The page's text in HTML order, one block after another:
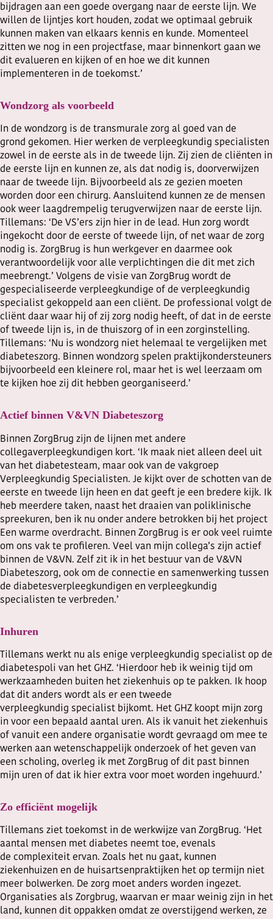
bijdragen aan een goede overgang naar de eerste lijn. We
willen de lijntjes kort houden, zodat we optimaal gebruik
kunnen maken van elkaars kennis en kunde. Momenteel
zitten we nog in een projectfase, maar binnenkort gaan we
dit evalueren en kijken of en hoe we dit kunnen
implementeren in de toekomst.’
Wondzorg als voorbeeld
In de wondzorg is de transmurale zorg al goed van de
grond gekomen. Hier werken de verpleegkundig specialisten
zowel in de eerste als in de tweede lijn. Zij zien de cliënten in
de eerste lijn en kunnen ze, als dat nodig is, doorverwijzen
naar de tweede lijn. Bijvoorbeeld als ze gezien moeten
worden door een chirurg. Aansluitend kunnen ze de mensen
ook weer laagdrempelig terugverwijzen naar de eerste lijn.
Tillemans: ‘De VS’ers zijn hier in de lead. Hun zorg wordt
ingekocht door de eerste of tweede lijn, of net waar de zorg
nodig is. ZorgBrug is hun werkgever en daarmee ook
verantwoordelijk voor alle verplichtingen die dit met zich
meebrengt.’ Volgens de visie van ZorgBrug wordt de
gespecialiseerde verpleegkundige of de verpleegkundig
specialist gekoppeld aan een cliënt. De professional volgt de
cliënt daar waar hij of zij zorg nodig heeft, of dat in de eerste
of tweede lijn is, in de thuiszorg of in een zorginstelling.
Tillemans: ‘Nu is wondzorg niet helemaal te vergelijken met
diabeteszorg. Binnen wondzorg spelen praktijkondersteuners
bijvoorbeeld een kleinere rol, maar het is wel leerzaam om
te kijken hoe zij dit hebben georganiseerd.’
Actief binnen V&VN Diabeteszorg
Binnen ZorgBrug zijn de lijnen met andere
collegaverpleegkundigen kort. ‘Ik maak niet alleen deel uit
van het diabetesteam, maar ook van de vakgroep
Verpleegkundig Specialisten. Je kijkt over de schotten van de
eerste en tweede lijn heen en dat geeft je een bredere kijk. Ik
heb meerdere taken, naast het draaien van poliklinische
spreekuren, ben ik nu onder andere betrokken bij het project
Een warme overdracht. Binnen ZorgBrug is er ook veel ruimte
om ons vak te profileren. Veel van mijn collega’s zijn actief
binnen de V&VN. Zelf zit ik in het bestuur van de V&VN
Diabeteszorg, ook om de connectie en samenwerking tussen
de diabetesverpleegkundigen en verpleegkundig
specialisten te verbreden.’
Inhuren
Tillemans werkt nu als enige verpleegkundig specialist op de
diabetespoli van het GHZ. ‘Hierdoor heb ik weinig tijd om
werkzaamheden buiten het ziekenhuis op te pakken. Ik hoop
dat dit anders wordt als er een tweede
verpleegkundig specialist bijkomt. Het GHZ koopt mijn zorg
in voor een bepaald aantal uren. Als ik vanuit het ziekenhuis
of vanuit een andere organisatie wordt gevraagd om mee te
werken aan wetenschappelijk onderzoek of het geven van
een scholing, overleg ik met ZorgBrug of dit past binnen
mijn uren of dat ik hier extra voor moet worden ingehuurd.’
Zo efficiënt mogelijk
Tillemans ziet toekomst in de werkwijze van ZorgBrug. ‘Het
aantal mensen met diabetes neemt toe, evenals
de complexiteit ervan. Zoals het nu gaat, kunnen
ziekenhuizen en de huisartsenpraktijken het op termijn niet
meer bolwerken. De zorg moet anders worden ingezet.
Organisaties als Zorgbrug, waarvan er maar weinig zijn in het
land, kunnen dit oppakken omdat ze overstijgend werken, ze